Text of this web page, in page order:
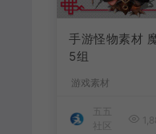
手游怪物素材
5组
游戏素材
社区